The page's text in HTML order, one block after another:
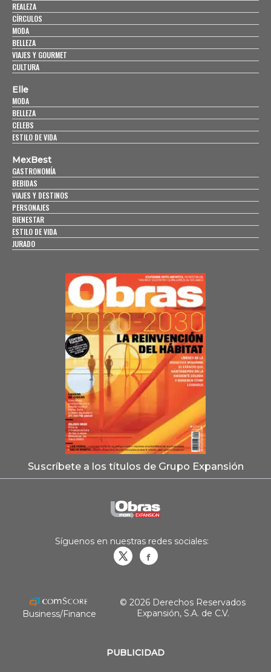
REALEZA
CÍRCULOS
MODA
BELLEZA
VIAJES Y GOURMET
CULTURA
Elle
MODA
BELLEZA
CELEBS
ESTILO DE VIDA
MexBest
GASTRONOMÍA
BEBIDAS
VIAJES Y DESTINOS
PERSONAJES
BIENESTAR
ESTILO DE VIDA
JURADO
Suscríbete a los títulos de Grupo Expansión
PUBLICIDAD
Síguenos en nuestras redes sociales:
Business/Finance
© 2026 Derechos Reservados
Expansión, S.A. de C.V.